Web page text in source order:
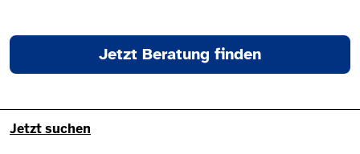
Jetzt Beratung finden
Fußzeile - Hauptnavigation/
Jetzt suchen